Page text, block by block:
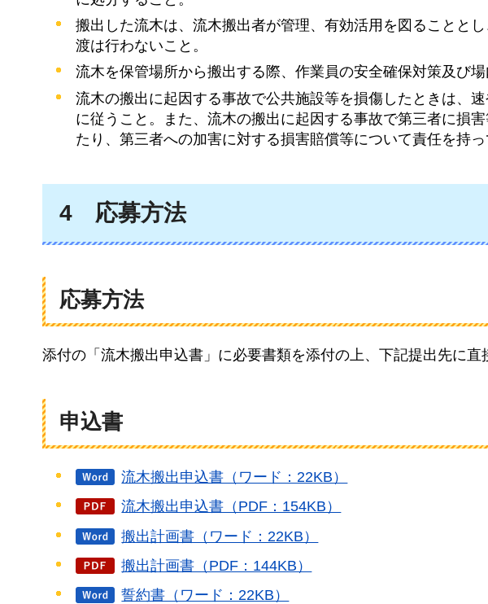
搬出した流木は、流木搬出者が管理、有効活用を図ることと
渡は行わないこと。
流木を保管場所から搬出する際、作業員の安全確保対策及び
流木の搬出に起因する事故で公共施設等を損傷したときは、
に従うこと。また、流木の搬出に起因する事故で第三者に損
たり、第三者への加害に対する損害賠償等について責任を持っ
4 応募方法
応募方法
添付の「流木搬出申込書」に必要書類を添付の上、下記提出先に直
申込書
流木搬出申込書（ワード：22KB）
流木搬出申込書（PDF：154KB）
搬出計画書（ワード：22KB）
搬出計画書（PDF：144KB）
誓約書（ワード：22KB）